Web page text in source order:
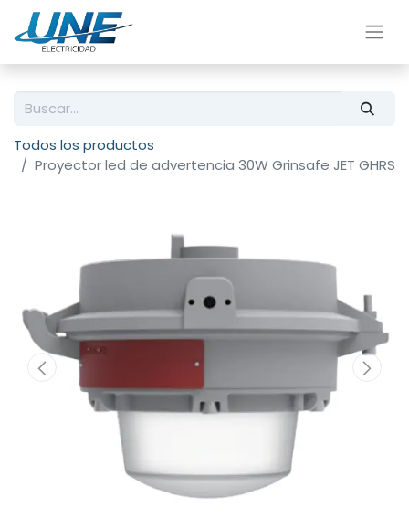
Todos los productos
Proyector led de advertencia 30W Grinsafe JET GHRS